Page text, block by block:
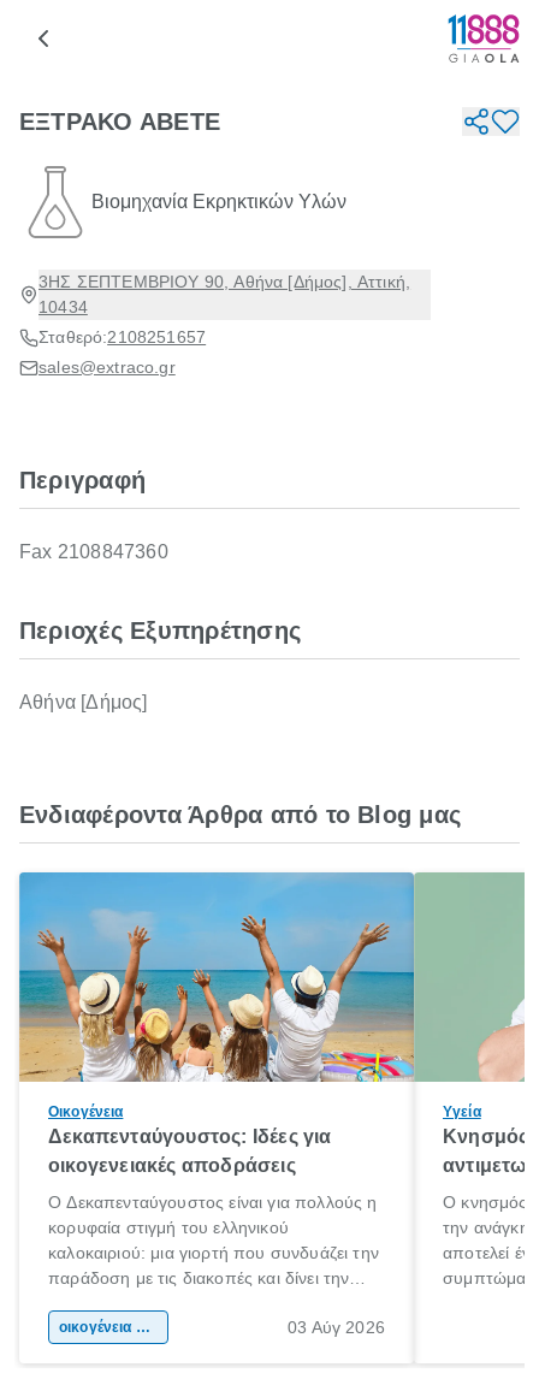
ΕΞΤΡΑΚΟ ΑΒΕΤΕ
Βιομηχανία Εκρηκτικών Υλών
3ΗΣ ΣΕΠΤΕΜΒΡΙΟΥ 90, Αθήνα [Δήμος], Αττική,
10434
Σταθερό:2108251657
sales@extraco.gr
Περιγραφή
Fax 2108847360
Περιοχές Εξυπηρέτησης
Αθήνα [Δήμος]
Ενδιαφέροντα Άρθρα από το Blog μας
Οικογένεια
Δεκαπενταύγουστος: Ιδέες για
οικογενειακές αποδράσεις
Ο Δεκαπενταύγουστος είναι για πολλούς η
κορυφαία στιγμή του ελληνικού
καλοκαιριού: μια γιορτή που συνδυάζει την
παράδοση με τις διακοπές και δίνει την
χώρας. Είτε πρόκειται για λίγες μέρες
οικογένεια & παιδί 03 Αύγ 2026
Υγεία
Κνησμός:
Ο κνησμός
την ανάγκη
αποτελεί